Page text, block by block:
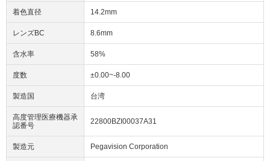
着色直径 14.2mm
レンズBC 8.6mm
含水率 58%
度数 ±0.00~-8.00
製造国 台湾
高度管理医療機器承
認番号
22800BZI00037A31
製造元 Pegavision Corporation